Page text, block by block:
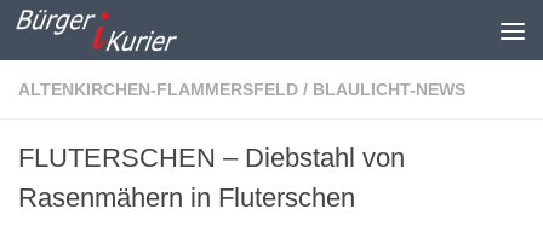
Zum Inhalt springen
ALTENKIRCHEN-FLAMMERSFELD / BLAULICHT-NEWS
FLUTERSCHEN – Diebstahl von
Rasenmähern in Fluterschen